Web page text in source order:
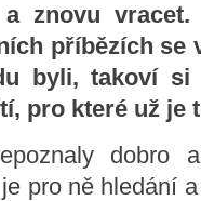
znovu
příbězích se
byli, takoví
pro které už je
dobro
pro ně hledání